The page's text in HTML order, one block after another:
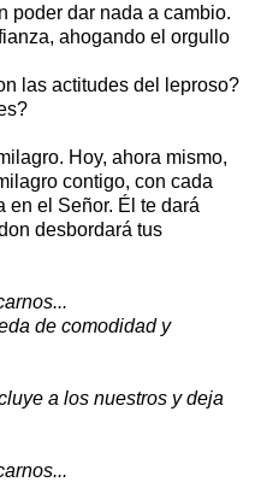
poder dar nada a cambio.
ahogando el orgullo
las actitudes del leproso?
Hoy, ahora mismo,
contigo, con cada
en el Señor. Él te dará
desbordará tus
de comodidad y
a los nuestros y deja